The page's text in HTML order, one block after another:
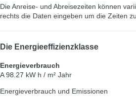
Die Anreise- und Abreisezeiten können
rechts die Daten eingeben um die Zeiten
Die Energieeffizienzklasse
Energieverbrauch
A 98.27 kW h / m² Jahr
Energieverbrauch und Emissionen